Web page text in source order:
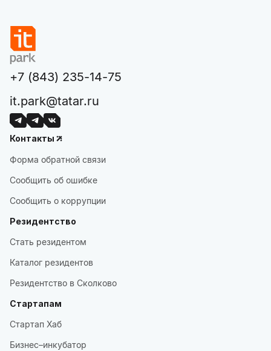
+7 (843) 235-14-75
it.park@tatar.ru
Контакты
Форма обратной связи
Сообщить об ошибке
Сообщить о коррупции
Резидентство
Стать резидентом
Каталог резидентов
Резидентство в Сколково
Стартапам
Стартап Хаб
Бизнес–инкубатор